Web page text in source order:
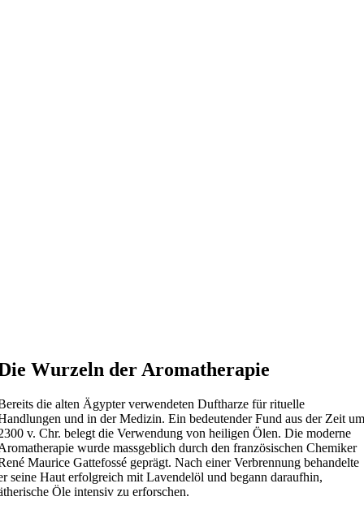
Wurzeln der Aromatherapie
die alten Ägypter verwendeten Duftharze für rituelle
und in der Medizin. Ein bedeutender Fund aus der Zeit
v. Chr. belegt die Verwendung von heiligen Ölen. Die moderne
wurde massgeblich durch den französischen Chemiker
Maurice Gattefossé geprägt. Nach einer Verbrennung behandelte
seine Haut erfolgreich mit Lavendelöl und begann daraufhin,
Öle intensiv zu erforschen.